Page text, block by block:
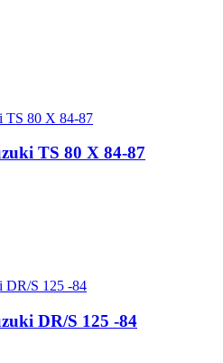
TS 80 X 84-87
DR/S 125 -84